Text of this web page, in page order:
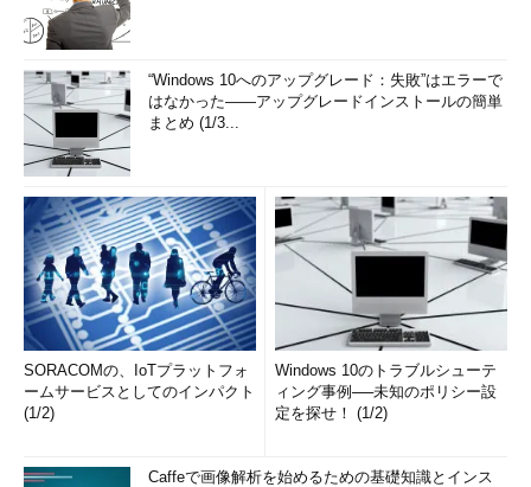
“Windows 10へのアップグレード：失敗”はエラーで
はなかった――アップグレードインストールの簡単
まとめ (1/3...
SORACOMの、IoTプラットフォ
ームサービスとしてのインパクト
(1/2)
Windows 10のトラブルシューテ
ィング事例──未知のポリシー設
定を探せ！ (1/2)
Caffeで画像解析を始めるための基礎知識とインス